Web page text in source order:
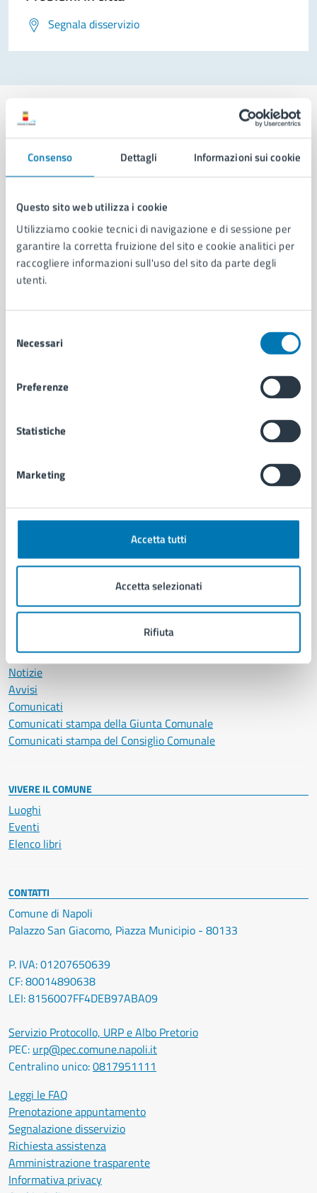
Consenso Dettagli Informazioni sui cookie
Questo sito web utilizza i cookie
Utilizziamo cookie tecnici di navigazione e di sessione per
garantire la corretta fruizione del sito e cookie analitici per
raccogliere informazioni sull'uso del sito da parte degli
utenti.
delNecessari
Preferenze
Statistiche
Marketing
Accetta tutti
Accetta selezionati
Rifiuta
Segnala disservizio
Comune di Napoli
AMMINISTRAZIONE
Aree amministrative
Organi di governo
Municipalità
Uffici
Documenti e dati
Ambiente
Autorizzazioni
Cultura e tempo libero
Educazione e formazione
Giustizia e sicurezza pubblica
Salute, benessere e assistenza
Vita lavorativa
NOVITÀ
Notizie
Avvisi
Comunicati
Comunicati stampa della Giunta Comunale
Comunicati stampa del Consiglio Comunale
VIVERE IL COMUNE
Luoghi
Eventi
Elenco libri
CONTATTI
Comune di Napoli
Palazzo San Giacomo, Piazza Municipio - 80133
P. IVA: 01207650639
CF: 80014890638
LEI: 8156007FF4DEB97ABA09
Servizio Protocollo, URP e Albo Pretorio
PEC: urp@pec.comune.napoli.it
Centralino unico:0817951111
Leggi le FAQ
Prenotazione appuntamento
Segnalazione disservizio
Richiesta assistenza
Amministrazione trasparente
Informativa privacy